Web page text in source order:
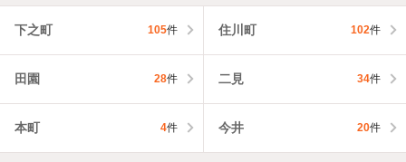
下之町 105件 住川町 102件
田園 28件 二見 34件
本町 4件 今井 20件